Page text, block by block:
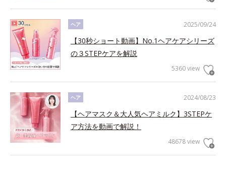
2025/09/24
ヘア
【30秒ショート動画】No.1ヘアケアシリーズ
の３STEPケアを解説
5360 view
2024/08/23
ヘア
【ヘアマスク＆大人気ヘアミルク】3STEPケ
ア方法を動画で解説！
48678 view